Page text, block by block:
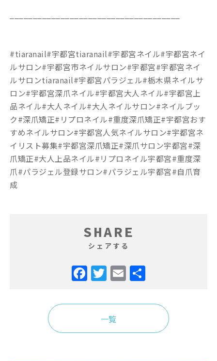
#tiaranail#宇都宮tiaranail#宇都宮ネイル#宇都宮ネイ
ルサロン#宇都宮市ネイルサロン#宇都宮#宇都宮ネイ
ルサロンtiaranail#宇都宮パラジェル#栃木県ネイルサ
ロン#宇都宮深爪ネイル#宇都宮大人ネイル#宇都宮上
品ネイル#大人ネイル#大人ネイルサロン#ネイルブッ
ク#深爪矯正#リプロネイル#重度深爪矯正#宇都宮おす
すめネイルサロン#宇都宮人気ネイルサロン#宇都宮ネ
イリスト募集#宇都宮深爪矯正#深爪サロン宇都宮#深
爪矯正#大人上品ネイル#リプロネイル宇都宮#重度深
爪#パラジェル登録サロン#パラジェル宇都宮#自爪育
成
SHARE
シェアする
Facebook
Twitter
Email
一覧